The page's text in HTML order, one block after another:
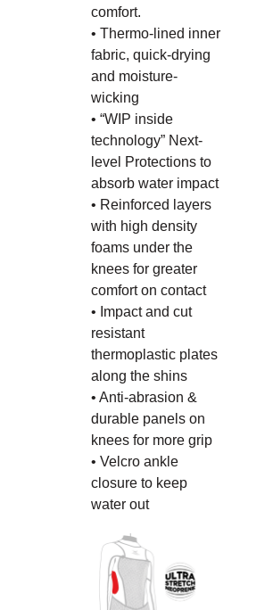
comfort.
• Thermo-lined inner
fabric, quick-drying
and moisture-
wicking
• “WIP inside
technology” Next-
level Protections to
absorb water impact
• Reinforced layers
with high density
foams under the
knees for greater
comfort on contact
• Impact and cut
resistant
thermoplastic plates
along the shins
• Anti-abrasion &
durable panels on
knees for more grip
• Velcro ankle
closure to keep
water out